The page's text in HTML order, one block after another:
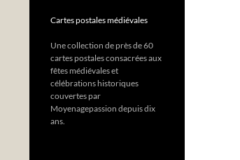
Cartes postales médiévales
Une collection de près de 60
cartes postales consacrées aux
fêtes médiévales et
célébrations historiques
couvertes par
Moyenagepassion depuis dix
ans.